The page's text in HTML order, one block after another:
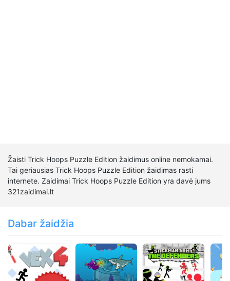
Žaisti Trick Hoops Puzzle Edition žaidimus online nemokamai.
Tai geriausias Trick Hoops Puzzle Edition žaidimas rasti
internete. Zaidimai Trick Hoops Puzzle Edition yra davė jums
321zaidimai.lt
Dabar žaidžia